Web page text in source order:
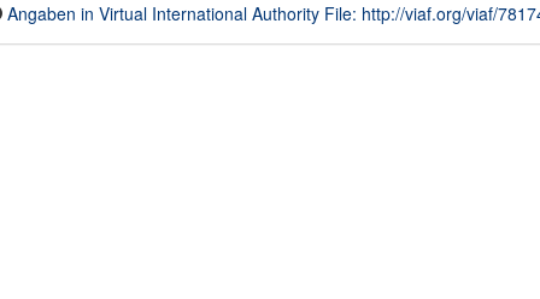
Angaben in Virtual International Authority File: http://viaf.org/viaf/